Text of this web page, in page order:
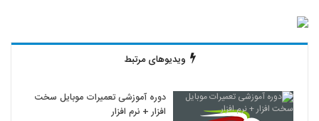
ویدیوهای مرتبط
دوره آموزشی تعمیرات موبایل سخت
افزار + نرم افزار